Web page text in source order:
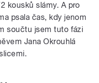
kousků slámy. A pro
psala čas, kdy jenom
součtu jsem tuto fázi
Jana Okrouhlá